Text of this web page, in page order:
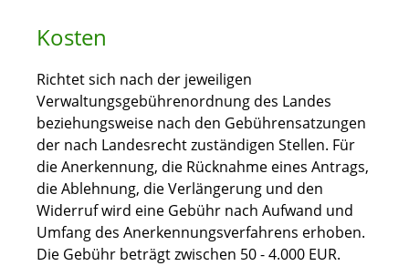
Kosten
Richtet sich nach der jeweiligen
Verwaltungsgebührenordnung des Landes
beziehungsweise nach den Gebührensatzungen
der nach Landesrecht zuständigen Stellen. Für
die Anerkennung, die Rücknahme eines Antrags,
die Ablehnung, die Verlängerung und den
Widerruf wird eine Gebühr nach Aufwand und
Umfang des Anerkennungsverfahrens erhoben.
Die Gebühr beträgt zwischen 50 - 4.000 EUR.